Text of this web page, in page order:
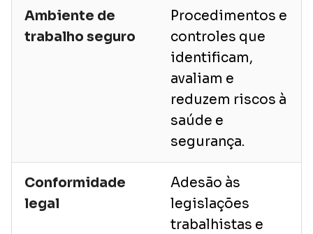
Ambiente de
trabalho seguro
Procedimentos e
controles que
identificam,
avaliam e
reduzem riscos à
saúde e
segurança.
Conformidade
legal
Adesão às
legislações
trabalhistas e